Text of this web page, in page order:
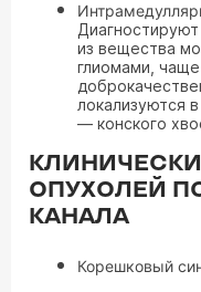
из вещества
глиомами,
локализуются
— конского
ОПУХОЛЕЙ
КАНАЛА
Корешковый